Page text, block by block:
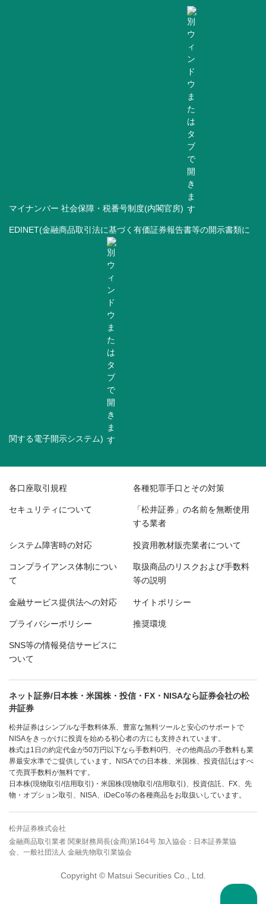
マイナンバー 社会保障・税番号制度(内閣官房)
EDINET(金融商品取引法に基づく有価証券報告書等の開示書類に
関する電子開示システム)
各口座取引規程 各種犯罪手口とその対策
セキュリティについて 「松井証券」の名前を無断使用
する業者
システム障害時の対応 投資用教材販売業者について
コンプライアンス体制につい
て
取扱商品のリスクおよび手数料
等の説明
金融サービス提供法への対応 サイトポリシー
プライバシーポリシー 推奨環境
SNS等の情報発信サービスに
ついて
ネット証券/日本株・米国株・投信・FX・NISAなら証券会社の松
井証券
松井証券はシンプルな手数料体系、豊富な無料ツールと安心のサポートで
NISAをきっかけに投資を始める初心者の方にも支持されています。
株式は1日の約定代金が50万円以下なら手数料0円、その他商品の手数料も業
界最安水準でご提供しています。NISAでの日本株、米国株、投資信託はすべ
て売買手数料が無料です。
日本株(現物取引/信用取引)・米国株(現物取引/信用取引)、投資信託、FX、先
物・オプション取引、NISA、iDeCo等の各種商品をお取扱いしています。
松井証券株式会社
金融商品取引業者 関東財務局長(金商)第164号 加入協会：日本証券業協
会、一般社団法人 金融先物取引業協会
Copyright © Matsui Securities Co., Ltd.